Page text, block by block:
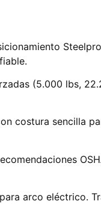
(5.000 lbs,
costura sencilla
arco eléctrico.